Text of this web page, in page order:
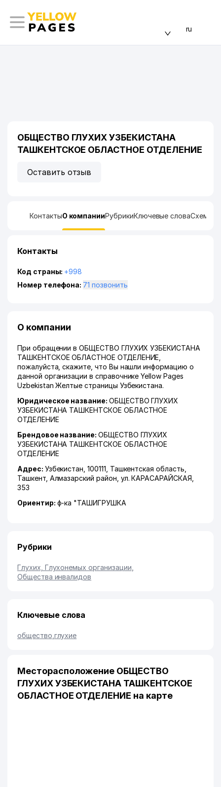
ru
ОБЩЕСТВО ГЛУХИХ УЗБЕКИСТАНА
ТАШКЕНТСКОЕ ОБЛАСТНОЕ ОТДЕЛЕНИЕ
Оставить отзыв
КонтактыО компанииРубрикиКлючевые словаСхема
Контакты
Код страны: +998
Номер телефона:
71 позвонить
О компании
При обращении в ОБЩЕСТВО ГЛУХИХ УЗБЕКИСТАНА
ТАШКЕНТСКОЕ ОБЛАСТНОЕ ОТДЕЛЕНИЕ,
пожалуйста, скажите, что Вы нашли информацию о
данной организации в справочнике Yellow Pages
Uzbekistan Желтые страницы Узбекистана.
Юридическое название: ОБЩЕСТВО ГЛУХИХ
УЗБЕКИСТАНА ТАШКЕНТСКОЕ ОБЛАСТНОЕ
ОТДЕЛЕНИЕ
Брендовое название: ОБЩЕСТВО ГЛУХИХ
УЗБЕКИСТАНА ТАШКЕНТСКОЕ ОБЛАСТНОЕ
ОТДЕЛЕНИЕ
Адрес: Узбекистан, 100111, Ташкентская область
Ташкент, Алмазарский район ул. КАРАСАРАЙСКАЯ
353
Ориентир: ф-ка "ТАШИГРУШКА
Рубрики
Глухих, Глухонемых организации
Общества инвалидов
Ключевые слова
общество глухие
Месторасположение ОБЩЕСТВО
ГЛУХИХ УЗБЕКИСТАНА ТАШКЕНТСКОЕ
ОБЛАСТНОЕ ОТДЕЛЕНИЕ на карте